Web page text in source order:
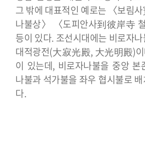
그 밖에 대표적인 예로는 〈보림
나불상〉 〈도피안사到彼岸寺
등이 있다. 조선시대에는 비로자
대적광전(大寂光殿, 大光明殿)
이 있는데, 비로자나불을 중앙 본
나불과 석가불을 좌우 협시불로
다.